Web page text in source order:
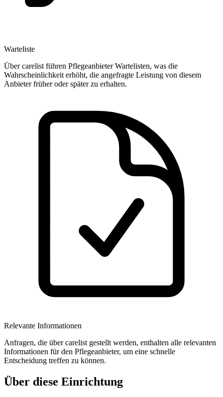
Warteliste
Über carelist führen Pflegeanbieter Wartelisten, was die
Wahrscheinlichkeit erhöht, die angefragte Leistung von diesem
Anbieter früher oder später zu erhalten.
Relevante Informationen
Anfragen, die über carelist gestellt werden, enthalten alle relevanten
Informationen für den Pflegeanbieter, um eine schnelle
Entscheidung treffen zu können.
Über diese Einrichtung